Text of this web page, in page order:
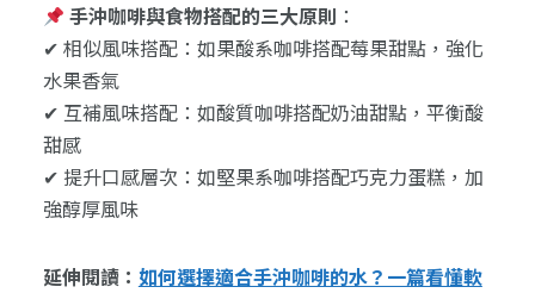
手沖咖啡與食物搭配的三大原則 ：
✔ 相似風味搭配：如果酸系咖啡搭配莓果甜點，強化
水果香氣
✔ 互補風味搭配：如酸質咖啡搭配奶油甜點，平衡酸
甜感
✔ 提升口感層次：如堅果系咖啡搭配巧克力蛋糕，加
強醇厚風味
延伸閱讀： 如何選擇適合手沖咖啡的水？一篇看懂軟